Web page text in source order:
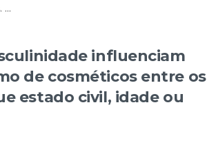
influenciam
de cosméticos entre os
estado civil, idade ou